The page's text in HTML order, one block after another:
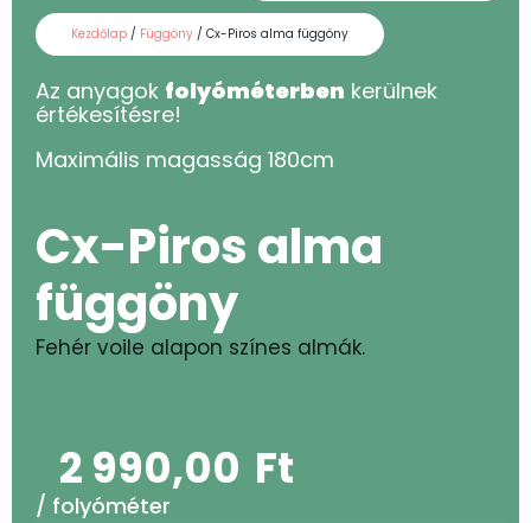
Kezdőlap / Függöny / Cx-Piros alma függöny
Az anyagok folyóméterben kerülnek
értékesítésre!
Maximális magasság 180cm
Cx-Piros alma
függöny
Fehér voile alapon színes almák.
2 990,00 Ft
/ folyóméter